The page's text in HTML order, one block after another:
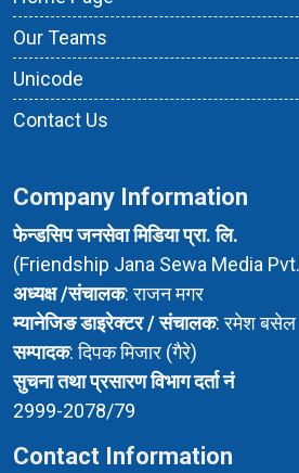
Our Teams
Unicode
Contact Us
Company Information
फेन्डसिप जनसेवा मिडिया प्रा. लि.
(Friendship Jana Sewa Media
अध्यक्ष /संचालक: राजन मगर
म्यानेजिङ डाइरेक्टर / संचालक: रमेश बसेल
सम्पादक: दिपक मिजार (गैरे)
सुचना तथा प्रसारण विभाग दर्ता नं
2999-2078/79
Contact Information